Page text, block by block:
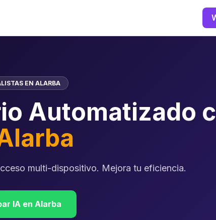
EN ALARBA
Automatizado
multi-dispositivo. Mejora tu eficiencia.
IA en Alarba